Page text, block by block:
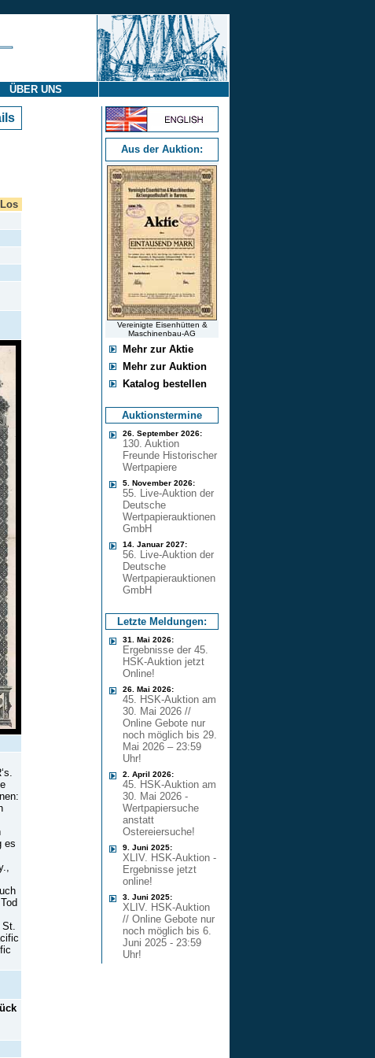
ÜBER UNS
es
St.
Aus der Auktion:
Vereinigte Eisenhütten &
Maschinenbau-AG
Mehr zur Aktie
Mehr zur Auktion
Katalog bestellen
Auktionstermine
26. September 2026:
130. Auktion
Freunde Historischer
Wertpapiere
5. November 2026:
55. Live-Auktion der
Deutsche
Wertpapierauktionen
GmbH
14. Januar 2027:
56. Live-Auktion der
Deutsche
Wertpapierauktionen
GmbH
Letzte Meldungen:
31. Mai 2026:
Ergebnisse der 45.
HSK-Auktion jetzt
Online!
26. Mai 2026:
45. HSK-Auktion am
30. Mai 2026 //
Online Gebote nur
noch möglich bis 29.
Mai 2026 – 23:59
Uhr!
2. April 2026:
45. HSK-Auktion am
30. Mai 2026 -
Wertpapiersuche
anstatt
Ostereiersuche!
9. Juni 2025:
XLIV. HSK-Auktion -
Ergebnisse jetzt
online!
3. Juni 2025:
XLIV. HSK-Auktion
// Online Gebote nur
noch möglich bis 6.
Juni 2025 - 23:59
Uhr!